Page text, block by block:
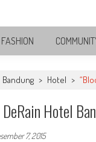
FASHION
Bandung > Hotel >
Hotel
7, 2015